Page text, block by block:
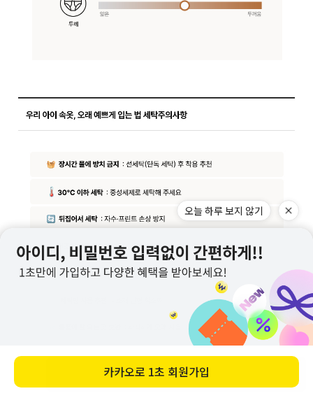
바로 구매하기
오늘 하루 보지 않기
카카오로 1초 회원가입